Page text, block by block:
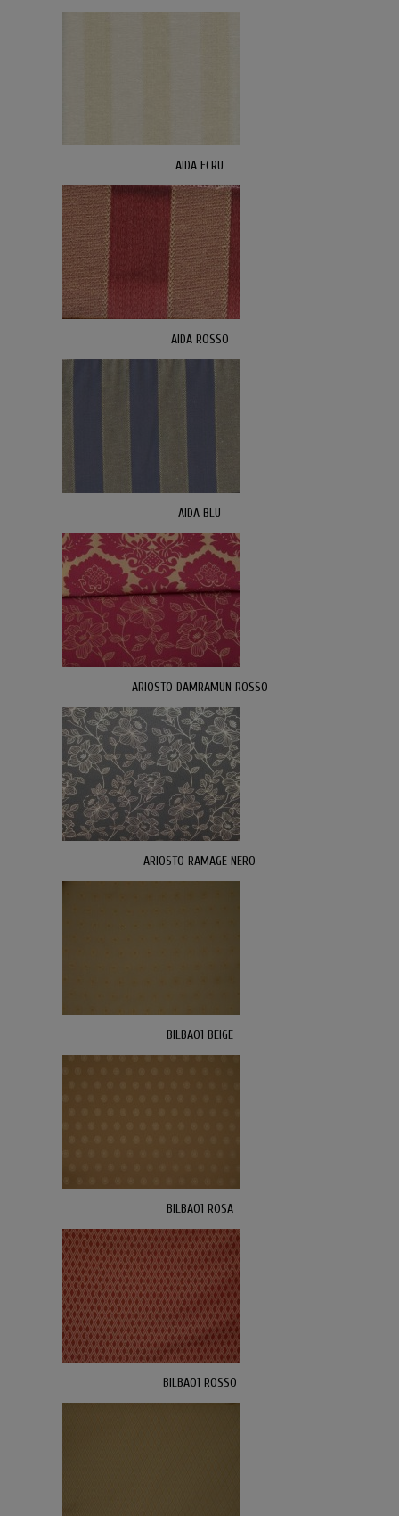
AIDA ECRU
AIDA ROSSO
AIDA BLU
ARIOSTO DAMRAMUN ROSSO
ARIOSTO RAMAGE NERO
BILBAO1 BEIGE
BILBAO1 ROSA
BILBAO1 ROSSO